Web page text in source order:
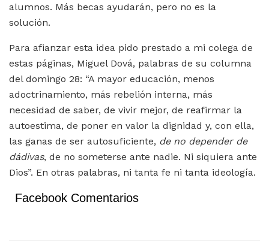
alumnos. Más becas ayudarán, pero no es la
solución.
Para afianzar esta idea pido prestado a mi colega de
estas páginas, Miguel Dová, palabras de su columna
del domingo 28: “A mayor educación, menos
adoctrinamiento, más rebelión interna, más
necesidad de saber, de vivir mejor, de reafirmar la
autoestima, de poner en valor la dignidad y, con ella,
las ganas de ser autosuficiente, de no depender de
dádivas, de no someterse ante nadie. Ni siquiera ante
Dios”. En otras palabras, ni tanta fe ni tanta ideología.
Facebook Comentarios